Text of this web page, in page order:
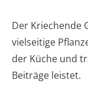
Der Kriechende
vielseitige
der Küche und
Beiträge leistet.